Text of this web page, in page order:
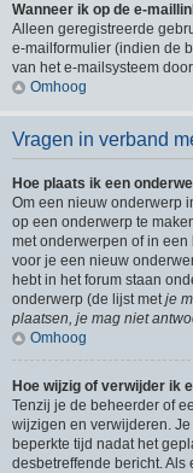
Wanneer ik op de e-
Alleen geregistreerde
e-mailformulier (indien de
van het e-mailsysteem
Omhoog
Vragen in verband
Hoe plaats ik een
Om een nieuw onderwerp
op een onderwerp te
met onderwerpen of in
voor je een nieuw
hebt in het forum staan
onderwerp (de lijst metje
plaatsen, je mag niet
Omhoog
Hoe wijzig of verwijder ik
Tenzij je de beheerder of
wijzigen en verwijderen.
beperkte tijd nadat het
desbetreffende bericht.